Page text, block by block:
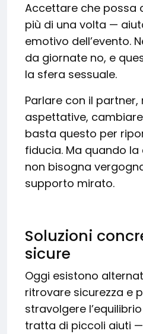
Accettare che possa
più di una volta —
emotivo dell’evento.
da giornate no, e
la sfera sessuale.
Parlare con il partner,
aspettative,
basta questo per
fiducia. Ma quando
non bisogna
supporto mirato.
Soluzioni
sicure
Oggi esistono
ritrovare sicurezza e
stravolgere
tratta di piccoli aiuti